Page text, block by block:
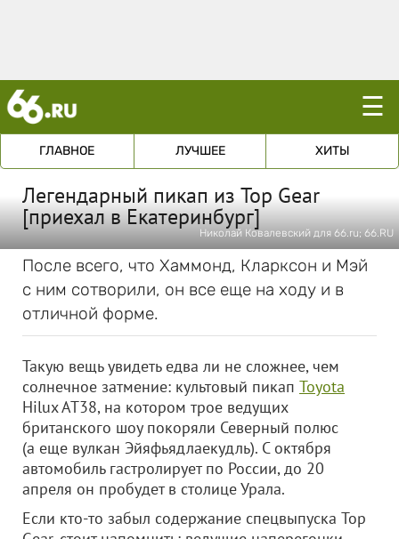
☰
ГЛАВНОЕ ЛУЧШЕЕ ХИТЫ
Легендарный пикап из Top Gear
[приехал в Екатеринбург]
Николай Ковалевский для 66.ru; 66.RU
После всего, что Хаммонд, Кларксон и Мэй
с ним сотворили, он все еще на ходу и в
отличной форме.
Такую вещь увидеть едва ли не сложнее, чем
солнечное затмение: культовый пикап Toyota
Hilux AT38, на котором трое ведущих
британского шоу покоряли Северный полюс
(а еще вулкан Эйяфьядлаекудль). С октября
автомобиль гастролирует по России, до 20
апреля он пробудет в столице Урала.
Если кто-то забыл содержание спецвыпуска Top